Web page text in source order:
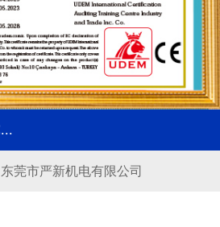
莞市严新机电有限公司